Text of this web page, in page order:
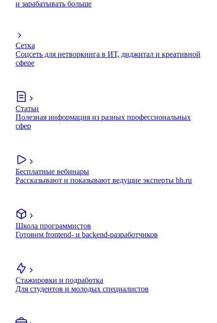
и зарабатывать больше
Сетка
Соцсеть для нетворкинга в ИТ, диджитал и креативной
сфере
Статьи
Полезная информация из разных профессиональных
сфер
Бесплатные вебинары
Рассказывают и показывают ведущие эксперты hh.ru
Школа программистов
Готовим frontend- и backend-разработчиков
Стажировки и подработка
Для студентов и молодых специалистов